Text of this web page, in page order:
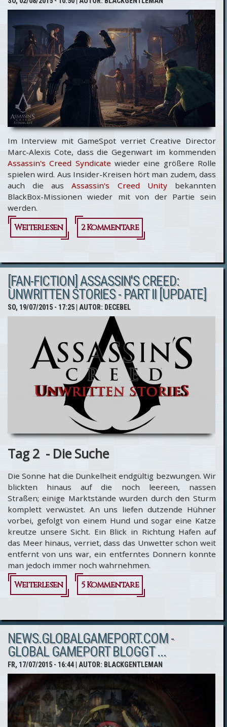
Im Interview mit GameSpot verriet Creative Director
Marc-Alexis Cote, dass die Gegenwart im kommenden
Assassin's Creed Syndicatewieder eine größere Rolle
spielen wird. Aus Insider-Kreisen hört man zudem, dass
auch die ausAssassin's Creed Unitybekannten
BlackBox-Missionen wieder mit von der Partie sein
werden.
Weiterlesen
über
Creed
Syndicate:
Gegenwart
und
BlackBox-
Missionen
2 Kommentare
[FAN-FICTION] ASSASSIN'S CREED:
UNWRITTEN STORIES - PART II [UPDATE]
SO, 19/07/2015 - 17:25| AUTOR: DECEBEL
Tag 2 - Die Suche
Die Sonne hat die Dunkelheit endgültig bezwungen. Wir
blickten hinaus auf die noch leereen, nassen
Straßen; einige Marktstände wurden durch den Sturm
komplett verwüstet. An uns liefen dutzende Hühner
vorbei, gefolgt von einem Hund und sogar eine Katze
kreutze unsere Sicht. Ein Blick in Richtung Hafen auf
das Meer hinaus, verriet, dass das Unwetter schon weit
entfernt von uns war, ein entferntes Donnern konnte
man jedoch immer noch wahrnehmen.
Weiterlesen
über [FAN-
ASSASSIN'S
CREED:
UNWRITTEN
STORIES -
PART II
[UPDATE]
5 Kommentare
NEWS.GLOBALGAMEPORT.COM -
GLOBAL GAMEPORT BLOGGT ...
FR, 17/07/2015 - 16:44| AUTOR: BLACKGENTLEMAN